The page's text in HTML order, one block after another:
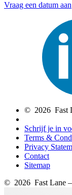
Vraag een datum aan
© 2026 Fast
Schrijf je in
Terms &
Privacy
Contact
Sitemap
© 2026 Fast Lane